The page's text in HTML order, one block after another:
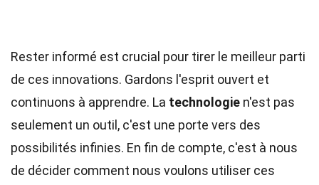
Rester informé est crucial pour tirer le meilleur parti
de ces innovations. Gardons l'esprit ouvert et
continuons à apprendre. La technologie n'est pas
seulement un outil, c'est une porte vers des
possibilités infinies. En fin de compte, c'est à nous
de décider comment nous voulons utiliser ces